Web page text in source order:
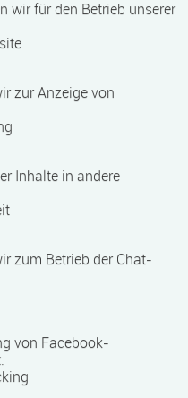
wir für den Betrieb unserer
zur Anzeige von
Inhalte in andere
zum Betrieb der Chat-
von Facebook-